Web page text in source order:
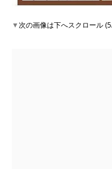
▼次の画像は下へスクロール